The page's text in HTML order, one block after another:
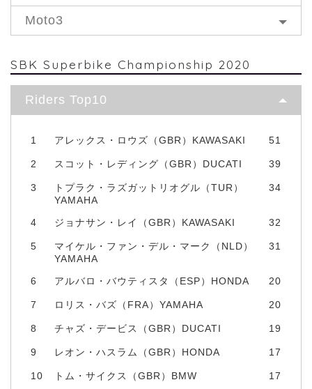
Moto3
SBK Superbike Championship 2020
Riders Top10
1 アレックス・ロウズ（GBR）KAWASAKI 51
2 スコット・レディング（GBR）DUCATI 39
3
トプラク・ラズガットリオグル（TUR）
YAMAHA
34
4 ジョナサン・レイ（GBR）KAWASAKI 32
5
マイケル・ファン・デル・マーク（NLD）
YAMAHA
31
6 アルバロ・バウティスタ（ESP）HONDA 20
7 ロリス・バズ（FRA）YAMAHA 20
8 チャズ・デービス（GBR）DUCATI 19
9 レオン・ハスラム（GBR）HONDA 17
10 トム・サイクス（GBR）BMW 17